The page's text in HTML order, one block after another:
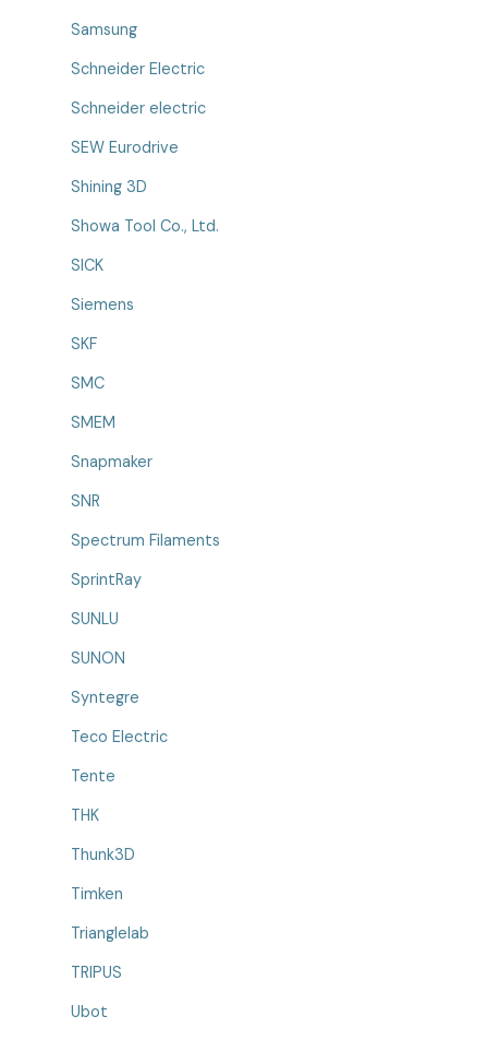
Samsung
Schneider Electric
Schneider electric
SEW Eurodrive
Shining 3D
Showa Tool Co., Ltd.
SICK
Siemens
SKF
SMC
SMEM
Snapmaker
SNR
Spectrum Filaments
SprintRay
SUNLU
SUNON
Syntegre
Teco Electric
Tente
THK
Thunk3D
Timken
Trianglelab
TRIPUS
Ubot